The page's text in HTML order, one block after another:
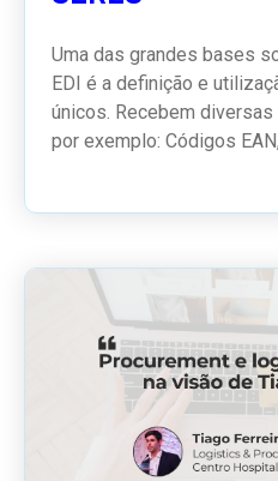
Uma das grandes bases
EDI é a definição e
únicos. Recebem
por exemplo: Códigos